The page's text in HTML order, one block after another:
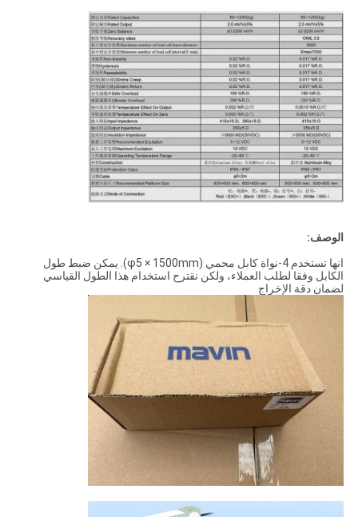
الوصف:
انها تستخدم 4-نواة كابل محمي (φ5 × 1500mm). يمكن ضبط طول
الكابل وفقا لطلب العملاء، ولكن نقترح استخدام هذا الطول القياسي
لضمان دقة الإخراج